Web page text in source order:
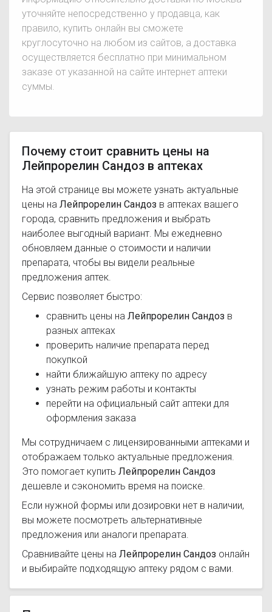
уточняйте непосредственно у продавца, как
правило, купить онлайн вы сможете
круглосуточно на любом из сайтов, а доставка
осуществляется бесплатно при минимальном
заказе от указанной на сайте интернет аптеки
суммы.
Почему стоит сравнить цены на
Лейпрорелин Сандоз в аптеках
На этой странице вы можете узнать актуальные
цены на Лейпрорелин Сандоз в аптеках вашего
города, сравнить предложения и выбрать
наиболее выгодный вариант. Мы ежедневно
обновляем данные о стоимости и наличии
препарата, чтобы вы видели реальные
предложения аптек.
Сервис позволяет быстро:
сравнить цены на Лейпрорелин Сандоз в
разных аптеках
проверить наличие препарата перед
покупкой
найти ближайшую аптеку по адресу
узнать режим работы и контакты
перейти на официальный сайт аптеки для
оформления заказа
Мы сотрудничаем с лицензированными аптеками и
отображаем только актуальные предложения.
Это помогает купить Лейпрорелин Сандоз
дешевле и сэкономить время на поиске.
Если нужной формы или дозировки нет в наличии,
вы можете посмотреть альтернативные
предложения или аналоги препарата.
Сравнивайте цены на Лейпрорелин Сандоз онлайн
и выбирайте подходящую аптеку рядом с вами.